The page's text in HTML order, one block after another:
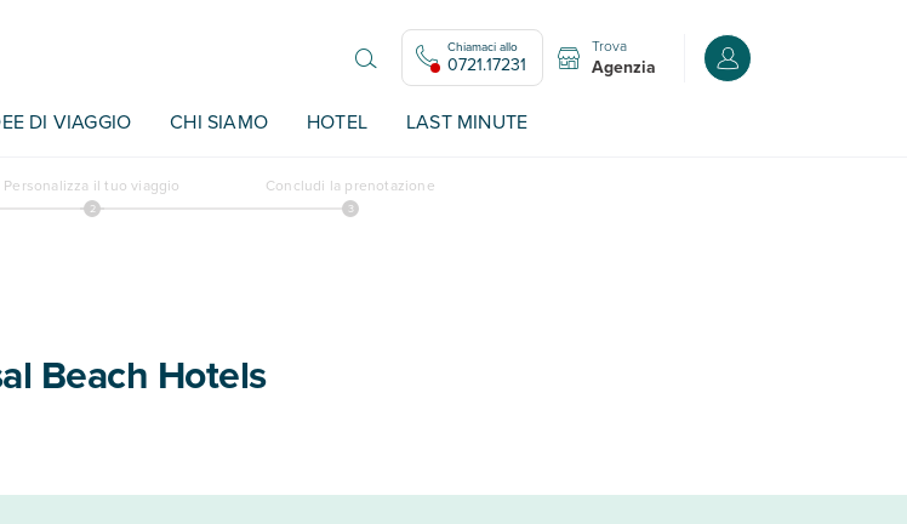
Chiamaci allo
0721.17231
Trova
Agenzia Accedi o registrati
DI VIAGGIO CHI SIAMO HOTEL LAST MINUTE
Personalizza il tuo viaggio Concludi la prenotazione
Beach Hotels